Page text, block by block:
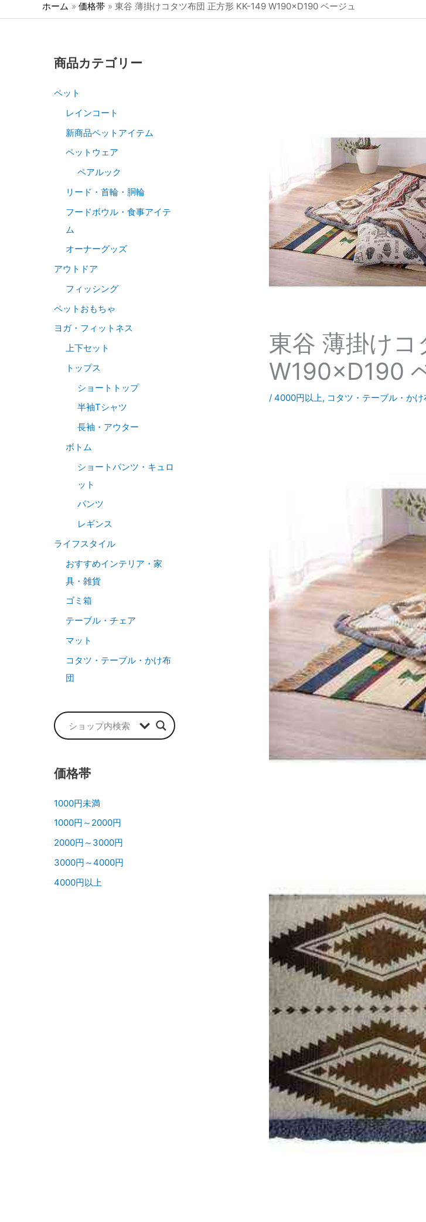
ホーム 価格帯 東谷 薄掛けコタツ布団 正方形 KK-149 W190×D190 ベージュ
商品カテゴリー
ペット
レインコート
新商品ペットアイテム
ペットウェア
ペアルック
リード・首輪・胴輪
フードボウル・食事アイテ
ム
オーナーグッズ
アウトドア
フィッシング
ペットおもちゃ
ヨガ・フィットネス
上下セット
トップス
ショートトップ
半袖Tシャツ
長袖・アウター
ボトム
ショートパンツ・キュロ
ット
パンツ
レギンス
ライフスタイル
おすすめインテリア・家
具・雑貨
ゴミ箱
テーブル・チェア
マット
コタツ・テーブル・かけ布
団
価格帯
1000円未満
1000円～2000円
2000円～3000円
3000円～4000円
4000円以上
東谷 薄掛け
W190×D190
/ 4000円以上, コタツ・テーブル・かけ